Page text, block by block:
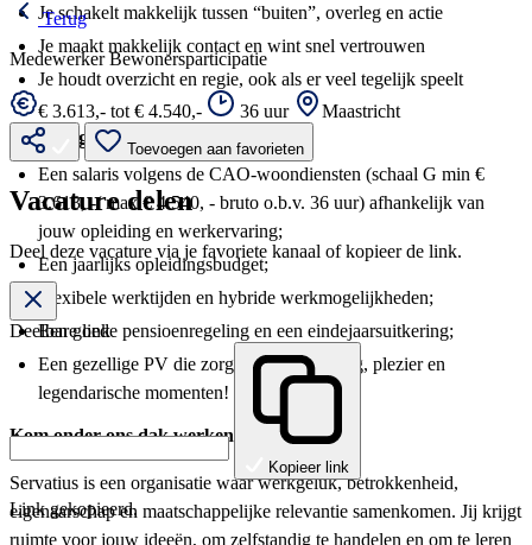
Je schakelt makkelijk tussen “buiten”, overleg en actie
Je maakt makkelijk contact en wint snel vertrouwen
Je houdt overzicht en regie, ook als er veel tegelijk speelt
Dit krijg je van ons
Een salaris volgens de CAO-woondiensten (schaal G min €
3.613, -/ max € 4.540, - bruto o.b.v. 36 uur) afhankelijk van
jouw opleiding en werkervaring;
Een jaarlijks opleidingsbudget;
Flexibele werktijden en hybride werkmogelijkheden;
Een goede pensioenregeling en een eindejaarsuitkering;
Een gezellige PV die zorgt voor verbinding, plezier en
legendarische momenten!
Kom onder ons dak werken!
Servatius is een organisatie waar werkgeluk, betrokkenheid,
eigenaarschap en maatschappelijke relevantie samenkomen. Jij krijgt
ruimte voor jouw ideeën, om zelfstandig te handelen en om te leren
Terug
Medewerker Bewonersparticipatie
€ 3.613,- tot € 4.540,- 36 uur Maastricht
Toevoegen aan favorieten
Vacature delen
Deel deze vacature via je favoriete kanaal of kopieer de link.
Deelbare link
Kopieer link
Link gekopieerd.